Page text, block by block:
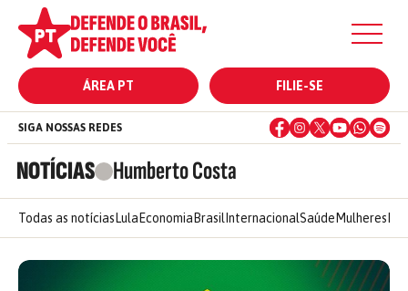
ÁREA PT FILIE-SE
NOTÍCIAS Humberto Costa
SIGA NOSSAS REDES
Todas as notícias Lula Economia Brasil InternacionalSaúde Mulheres